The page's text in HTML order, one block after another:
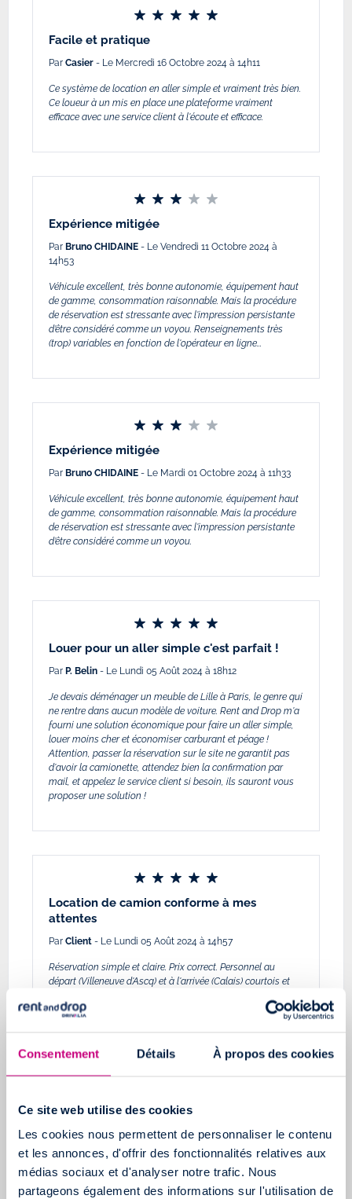
Consentement Détails À propos des cookies
Ce site web utilise des cookies
Les cookies nous permettent de personnaliser le contenu
et les annonces, d'offrir des fonctionnalités relatives aux
médias sociaux et d'analyser notre trafic. Nous
partageons également des informations sur l'utilisation de
Facile et pratique
Par Casier - Le Mercredi 16 Octobre 2024 à 14h11
Ce système de location en aller simple et vraiment très bien.
Ce loueur à un mis en place une plateforme vraiment
efficace avec une service client à l'écoute et efficace.
Expérience mitigée
Par Bruno CHIDAINE - Le Vendredi 11 Octobre 2024 à
14h53
Véhicule excellent, très bonne autonomie, équipement haut
de gamme, consommation raisonnable. Mais la procédure
de réservation est stressante avec l'impression persistante
d’être considéré comme un voyou. Renseignements très
(trop) variables en fonction de l'opérateur en ligne...
Expérience mitigée
Par Bruno CHIDAINE - Le Mardi 01 Octobre 2024 à 11h33
Véhicule excellent, très bonne autonomie, équipement haut
de gamme, consommation raisonnable. Mais la procédure
de réservation est stressante avec l'impression persistante
d’être considéré comme un voyou.
Louer pour un aller simple c'est parfait !
Par P. Belin - Le Lundi 05 Août 2024 à 18h12
Je devais déménager un meuble de Lille à Paris, le genre qui
ne rentre dans aucun modèle de voiture. Rent and Drop m'a
fourni une solution économique pour faire un aller simple,
louer moins cher et économiser carburant et péage !
Attention, passer la réservation sur le site ne garantit pas
d'avoir la camionette, attendez bien la confirmation par
mail, et appelez le service client si besoin, ils sauront vous
proposer une solution !
Location de camion conforme à mes
attentes
Par Client - Le Lundi 05 Août 2024 à 14h57
Réservation simple et claire. Prix correct. Personnel au
départ (Villeneuve d'Ascq) et à l'arrivée (Calais) courtois et
loué en très bon état, conforme à la description et bien
Le top de la location en Aller simple
ParFrederic KEIFFER- Le Lundi 20 Mai 2024 à 16h38
Simple, rapide et bon rapport qualité / prix Contrôle du
véhicule avec photos Tout est digitalisé, pas de papier, top.